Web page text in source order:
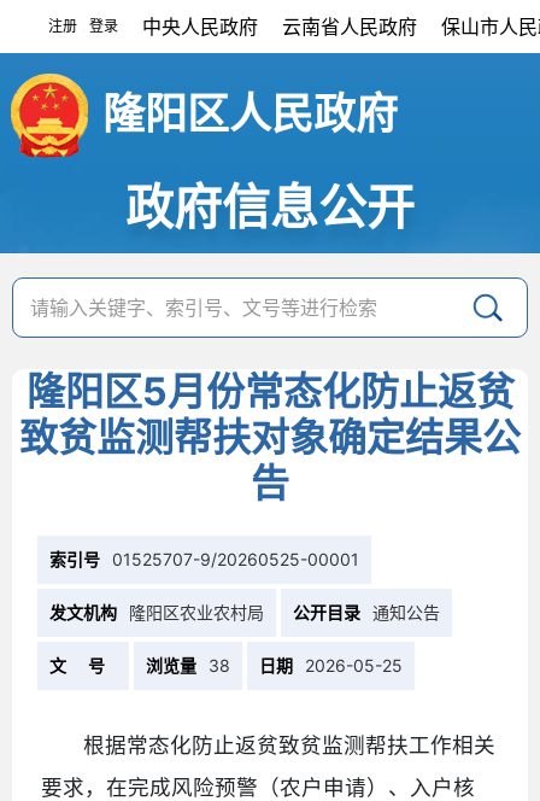
注册 登录 中央人民政府 云南省人民政府 保山市人
隆阳区人民政府
政府信息公开
隆阳区5月份常态化防止返贫
致贫监测帮扶对象确定结果公
告
索引号 01525707-9/20260525-00001
发文机构 隆阳区农业农村局 公开目录 通知公告
文 号 浏览量 38 日期 2026-05-25
根据常态化防止返贫致贫监测帮扶工作相关
要求，在完成风险预警（农户申请）、入户核